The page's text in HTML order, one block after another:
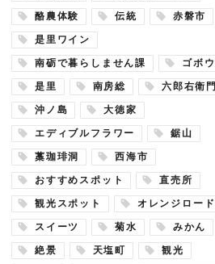
酪農体験 伝統 赤磐市
是里ワイン
南砺で暮らしません課 ゴボウ
是里 南房総 六郎右衛門
沖ノ島 大徳家
エディブルフラワー 鋸山
藁珈琲洞 西海市
おすすめスポット 直売所
観光スポット オレンジロード
スイーツ 菊水 みかん
絶景 天塩町 観光